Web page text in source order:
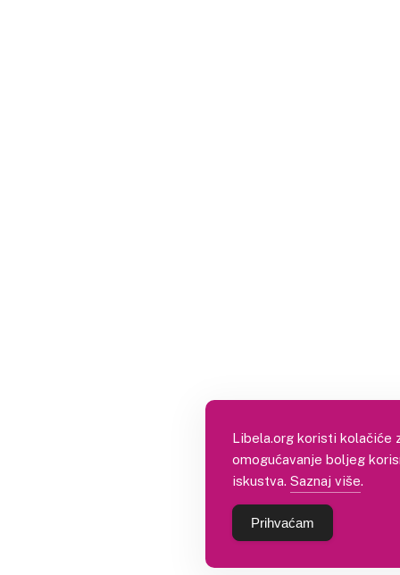
Libela.org koristi kolačiće
omogućavanje boljeg
iskustva. Saznaj više.
Prihvaćam